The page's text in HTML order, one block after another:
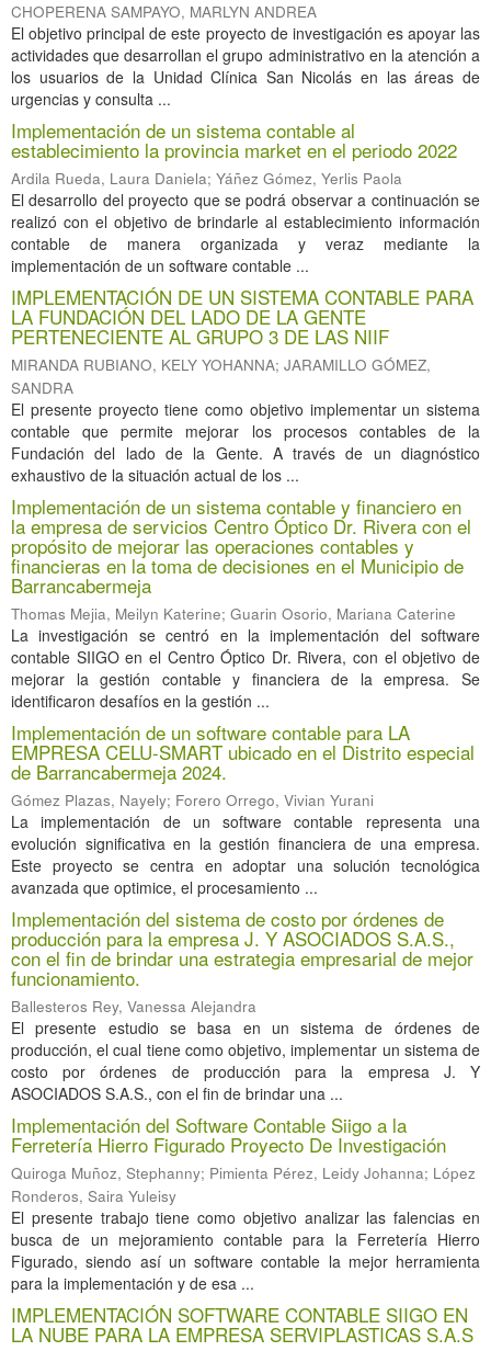
CHOPERENA SAMPAYO, MARLYN ANDREA
El objetivo principal de este proyecto de investigación es apoyar las
actividades que desarrollan el grupo administrativo en la atención a
los usuarios de la Unidad Clínica San Nicolás en las áreas de
urgencias y consulta ...
Implementación de un sistema contable al
establecimiento la provincia market en el periodo 2022
Ardila Rueda, Laura Daniela; Yáñez Gómez, Yerlis Paola
El desarrollo del proyecto que se podrá observar a continuación se
realizó con el objetivo de brindarle al establecimiento información
contable de manera organizada y veraz mediante la
implementación de un software contable ...
IMPLEMENTACIÓN DE UN SISTEMA CONTABLE PARA
LA FUNDACIÓN DEL LADO DE LA GENTE
PERTENECIENTE AL GRUPO 3 DE LAS NIIF
MIRANDA RUBIANO, KELY YOHANNA; JARAMILLO GÓMEZ,
SANDRA
El presente proyecto tiene como objetivo implementar un sistema
contable que permite mejorar los procesos contables de la
Fundación del lado de la Gente. A través de un diagnóstico
exhaustivo de la situación actual de los ...
Implementación de un sistema contable y financiero en
la empresa de servicios Centro Óptico Dr. Rivera con el
propósito de mejorar las operaciones contables y
financieras en la toma de decisiones en el Municipio de
Barrancabermeja
Thomas Mejia, Meilyn Katerine; Guarin Osorio, Mariana Caterine
La investigación se centró en la implementación del software
contable SIIGO en el Centro Óptico Dr. Rivera, con el objetivo de
mejorar la gestión contable y financiera de la empresa. Se
identificaron desafíos en la gestión ...
Implementación de un software contable para LA
EMPRESA CELU-SMART ubicado en el Distrito especial
de Barrancabermeja 2024.
Gómez Plazas, Nayely; Forero Orrego, Vivian Yurani
La implementación de un software contable representa una
evolución significativa en la gestión financiera de una empresa.
Este proyecto se centra en adoptar una solución tecnológica
avanzada que optimice, el procesamiento ...
Implementación del sistema de costo por órdenes de
producción para la empresa J. Y ASOCIADOS S.A.S.,
con el fin de brindar una estrategia empresarial de mejor
funcionamiento.
Ballesteros Rey, Vanessa Alejandra
El presente estudio se basa en un sistema de órdenes de
producción, el cual tiene como objetivo, implementar un sistema de
costo por órdenes de producción para la empresa J. Y
ASOCIADOS S.A.S., con el fin de brindar una ...
Implementación del Software Contable Siigo a la
Ferretería Hierro Figurado Proyecto De Investigación
Quiroga Muñoz, Stephanny; Pimienta Pérez, Leidy Johanna; López
Ronderos, Saira Yuleisy
El presente trabajo tiene como objetivo analizar las falencias en
busca de un mejoramiento contable para la Ferretería Hierro
Figurado, siendo así un software contable la mejor herramienta
para la implementación y de esa ...
IMPLEMENTACIÓN SOFTWARE CONTABLE SIIGO EN
LA NUBE PARA LA EMPRESA SERVIPLASTICAS S.A.S